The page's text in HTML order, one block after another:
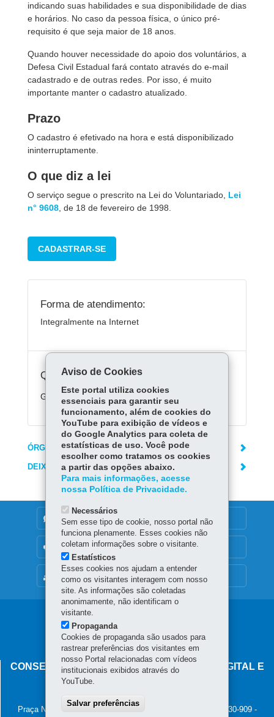
indicando suas habilidades e sua disponibilidade de dias
e horários. No caso da pessoa física, o único pré-
requisito é que seja maior de 18 anos.
Quando houver necessidade do apoio dos voluntários, a
Defesa Civil Estadual fará contato através do e-mail
cadastrado e de outras redes. Por isso, é muito
importante manter o cadastro atualizado.
Prazo
O cadastro é efetivado na hora e está disponibilizado
ininterruptamente.
O que diz a lei
O serviço segue o prescrito na Lei do Voluntariado, Lei
n° 9608 , de 18 de fevereiro de 1998.
CADASTRAR-SE
Forma de atendimento:
Integralmente na Internet
Quanto custa:
Gratuito
ÓRGÃO RESPONSÁVEL
DEIXE SUA OPINIÃO
MAPA DO SITE
DENUNCIE CORRUPÇÃO
OUVIDORIA
Navegação
principal
CONSELHO ESTADUAL DE GOVERNANÇA DIGITAL E
SEGURANÇA DA INFORMAÇÃO
Palácio Iguaçu
Praça Nossa Senhora de Salette, s/n - Centro Cívico
80.530-909 -
Aviso de Cookies
Este portal utiliza cookies
essenciais para garantir seu
funcionamento, além de cookies do
YouTube para exibição de vídeos e
do Google Analytics para coleta de
estatísticas de uso. Você pode
escolher como tratamos os cookies
a partir das opções abaixo.
Para mais informações, acesse
nossa Política de Privacidade.
Necessários
Sem esse tipo de cookie, nosso portal não
funciona plenamente. Esses cookies não
coletam informações sobre o visitante.
Estatísticos
Esses cookies nos ajudam a entender
como os visitantes interagem com nosso
site. As informações são coletadas
anonimamente, não identificam o
visitante.
Propaganda
Cookies de propaganda são usados para
rastrear preferências dos visitantes em
nosso Portal relacionadas com vídeos
institucionais exibidos através do
YouTube.
Salvar preferências